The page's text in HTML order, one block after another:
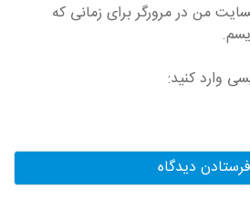
من در مرورگر برای زمانی که
وارد کنید: